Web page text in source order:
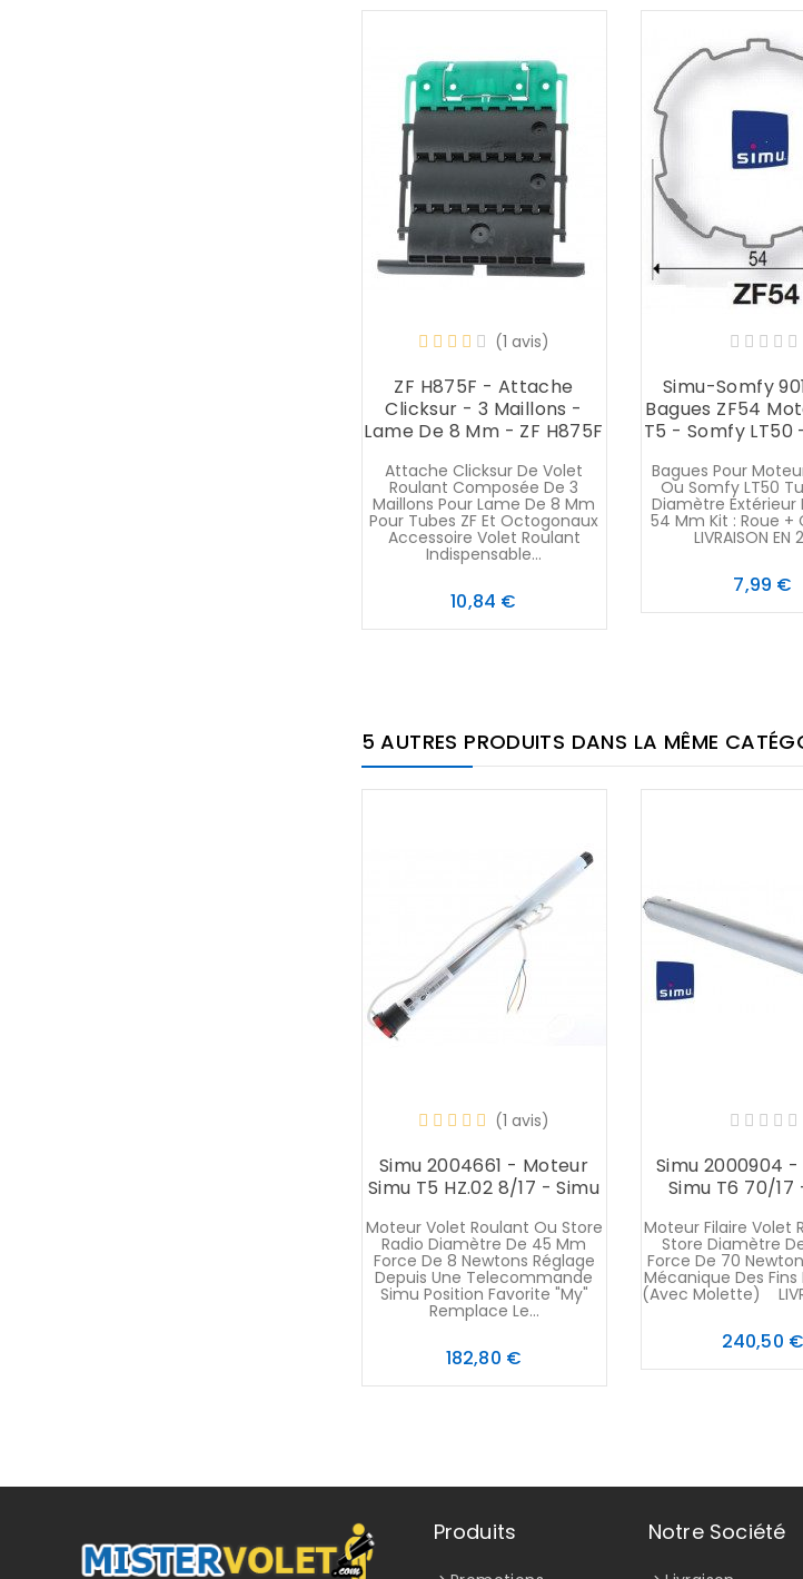
(1 avis)
ZF H875F - Attache
Clicksur - 3 Maillons -
Lame De 8 Mm - ZF H875F
Attache Clicksur De Volet
Roulant Composée De 3
Maillons Pour Lame De 8 Mm
Pour Tubes ZF Et Octogonaux
Accessoire Volet Roulant
Indispensable...
10,84 €
Simu-Somfy
Bagues ZF54
T5 - Somfy LT50
Bagues Pour
Ou Somfy LT50
Diamètre Extérieur
54 Mm Kit : Roue +
LIVRAISON EN
7,99 €
5 AUTRES PRODUITS DANS LA MÊME
(1 avis)
Simu 2004661 - Moteur
Simu T5 HZ.02 8/17 - Simu
Moteur Volet Roulant Ou Store
Radio Diamètre De 45 Mm
Force De 8 Newtons Réglage
Depuis Une Telecommande
Simu Position Favorite "My"
Remplace Le...
182,80 €
Simu 2000904
Simu T6 70/17
Moteur Filaire Volet
Store Diamètre
Force De 70
Mécanique Des Fins
(avec Molette)
240,50 €
Produits Notre Société